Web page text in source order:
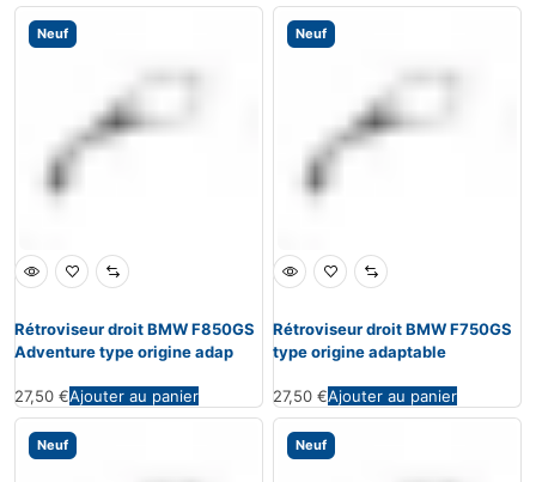
Neuf
Rétroviseur droit BMW F850GS
Adventure type origine adap
27,50 €Ajouter au panier
Neuf
Rétroviseur droit BMW F750GS
type origine adaptable
27,50 €Ajouter au panier
Neuf Neuf